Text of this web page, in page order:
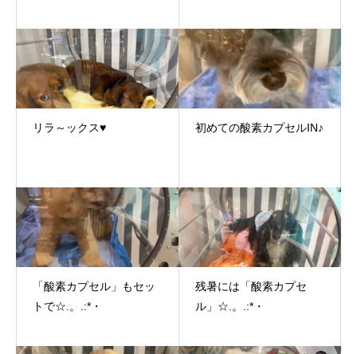
リラ～ックス♥ 初めての酸素カプセルIN♪
「酸素カプセル」もセッ
トで☆.。.:*・
残暑には「酸素カプセ
ル」☆.。.:*・